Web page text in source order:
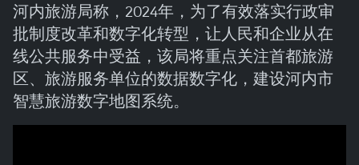
河内旅游局称，2024年，为了有效落实行政审
批制度改革和数字化转型，让人民和企业从在
线公共服务中受益，该局将重点关注首都旅游
区、旅游服务单位的数据数字化，建设河内市
智慧旅游数字地图系统。